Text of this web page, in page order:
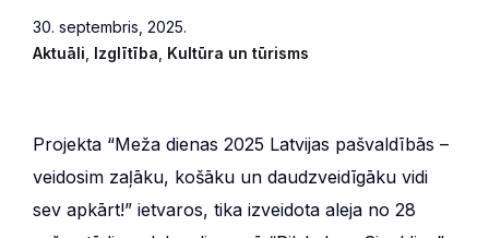
30. septembris, 2025.
Aktuāli Izglītība Kultūra un tūrisms
Projekta “Meža dienas 2025 Latvijas pašvaldībās –
veidosim zaļāku, košāku un daudzveidīgāku vidi
sev apkārt!” ietvaros, tika izveidota aleja no 28